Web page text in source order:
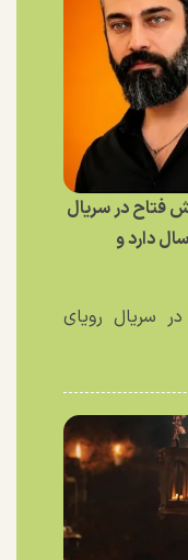
فتاح در سریال
دارد و
سریال رویای